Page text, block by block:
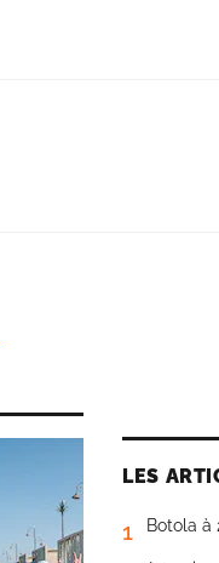
LES
1 Botola à